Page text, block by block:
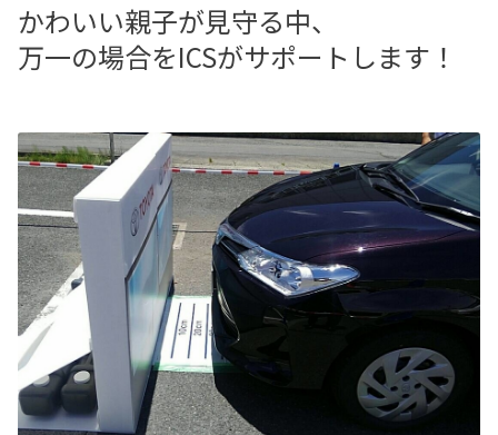
かわいい親子が見守る中、
万一の場合をICSがサポートします！